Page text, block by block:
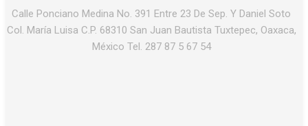
Calle Ponciano Medina No. 391 Entre 23 De Sep. Y Daniel Soto
Col. María Luisa C.P. 68310 San Juan Bautista Tuxtepec, Oaxaca,
México Tel. 287 87 5 67 54